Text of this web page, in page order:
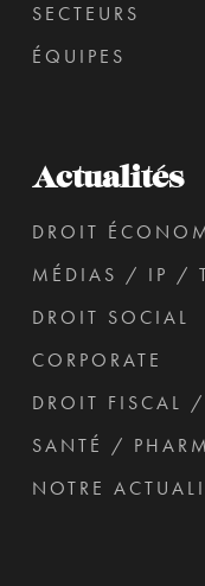
SECTEURS
ÉQUIPES
Actualités
DROIT
MÉDIAS / IP /
DROIT SOCIAL
CORPORATE
DROIT FISCAL
SANTÉ /
NOTRE